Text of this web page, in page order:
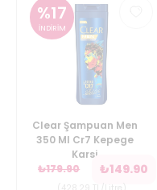
%17
İNDİRİM
Clear Şampuan Men
350 Ml Cr7 Kepege
Karsi
₺179.90 ₺149.90